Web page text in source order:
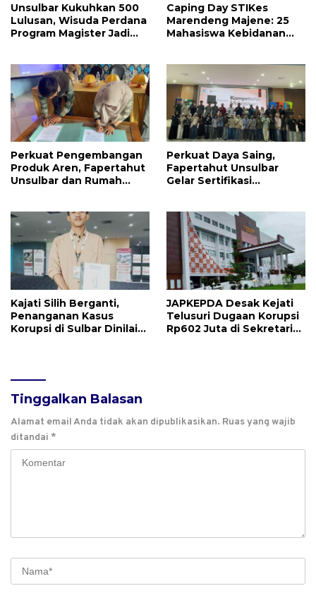
Unsulbar Kukuhkan 500
Lulusan, Wisuda Perdana
Program Magister Jadi
Caping Day STIKes
Marendeng Majene: 25
Mahasiswa Kebidanan
Perkuat Pengembangan
Produk Aren, Fapertahut
Unsulbar dan Rumah
Perkuat Daya Saing,
Fapertahut Unsulbar
Gelar Sertifikasi
Kajati Silih Berganti,
Penanganan Kasus
Korupsi di Sulbar Dinilai
JAPKEPDA Desak Kejati
Telusuri Dugaan Korupsi
Rp602 Juta di Sekretariat
Tinggalkan Balasan
Alamat email Anda tidak akan dipublikasikan. Ruas yang wajib
ditandai *